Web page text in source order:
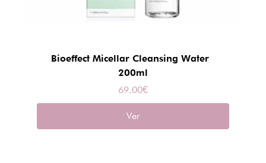
Bioeffect Micellar Cleansing Water
200ml
69.00€
Ver